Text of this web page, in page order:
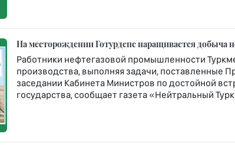
На месторождении Готурдепе наращивается добыча
Работники нефтегазовой промышленности
производства, выполняя задачи, поставленные
заседании Кабинета Министров по достойной
государства, сообщает газета «Нейтральный